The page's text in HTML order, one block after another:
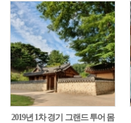
2019년 1차 경기 그랜드 투어 몸